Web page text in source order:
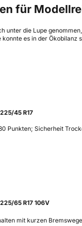
für
unter die Lupe
es in der
45 R17
Punkten; Sicherheit
65 R17 106V
mit kurzen